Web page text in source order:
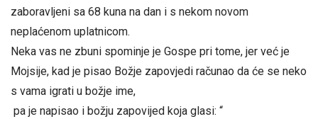
zaboravljeni sa 68 kuna na dan i s nekom novom
neplaćenom uplatnicom.
Neka vas ne zbuni spominje je Gospe pri tome, jer već je
Mojsije, kad je pisao Božje zapovjedi računao da će se neko
s vama igrati u božje ime,
pa je napisao i božju zapovijed koja glasi: “